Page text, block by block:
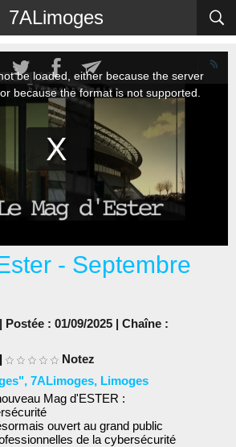
7ALimoges
- Septembre
: 01/09/2025 | Chaîne :
|
Notez
, 7ALimoges, Limoges
Mag d'ESTER :
ouvert au grand public
de la cybersécurité